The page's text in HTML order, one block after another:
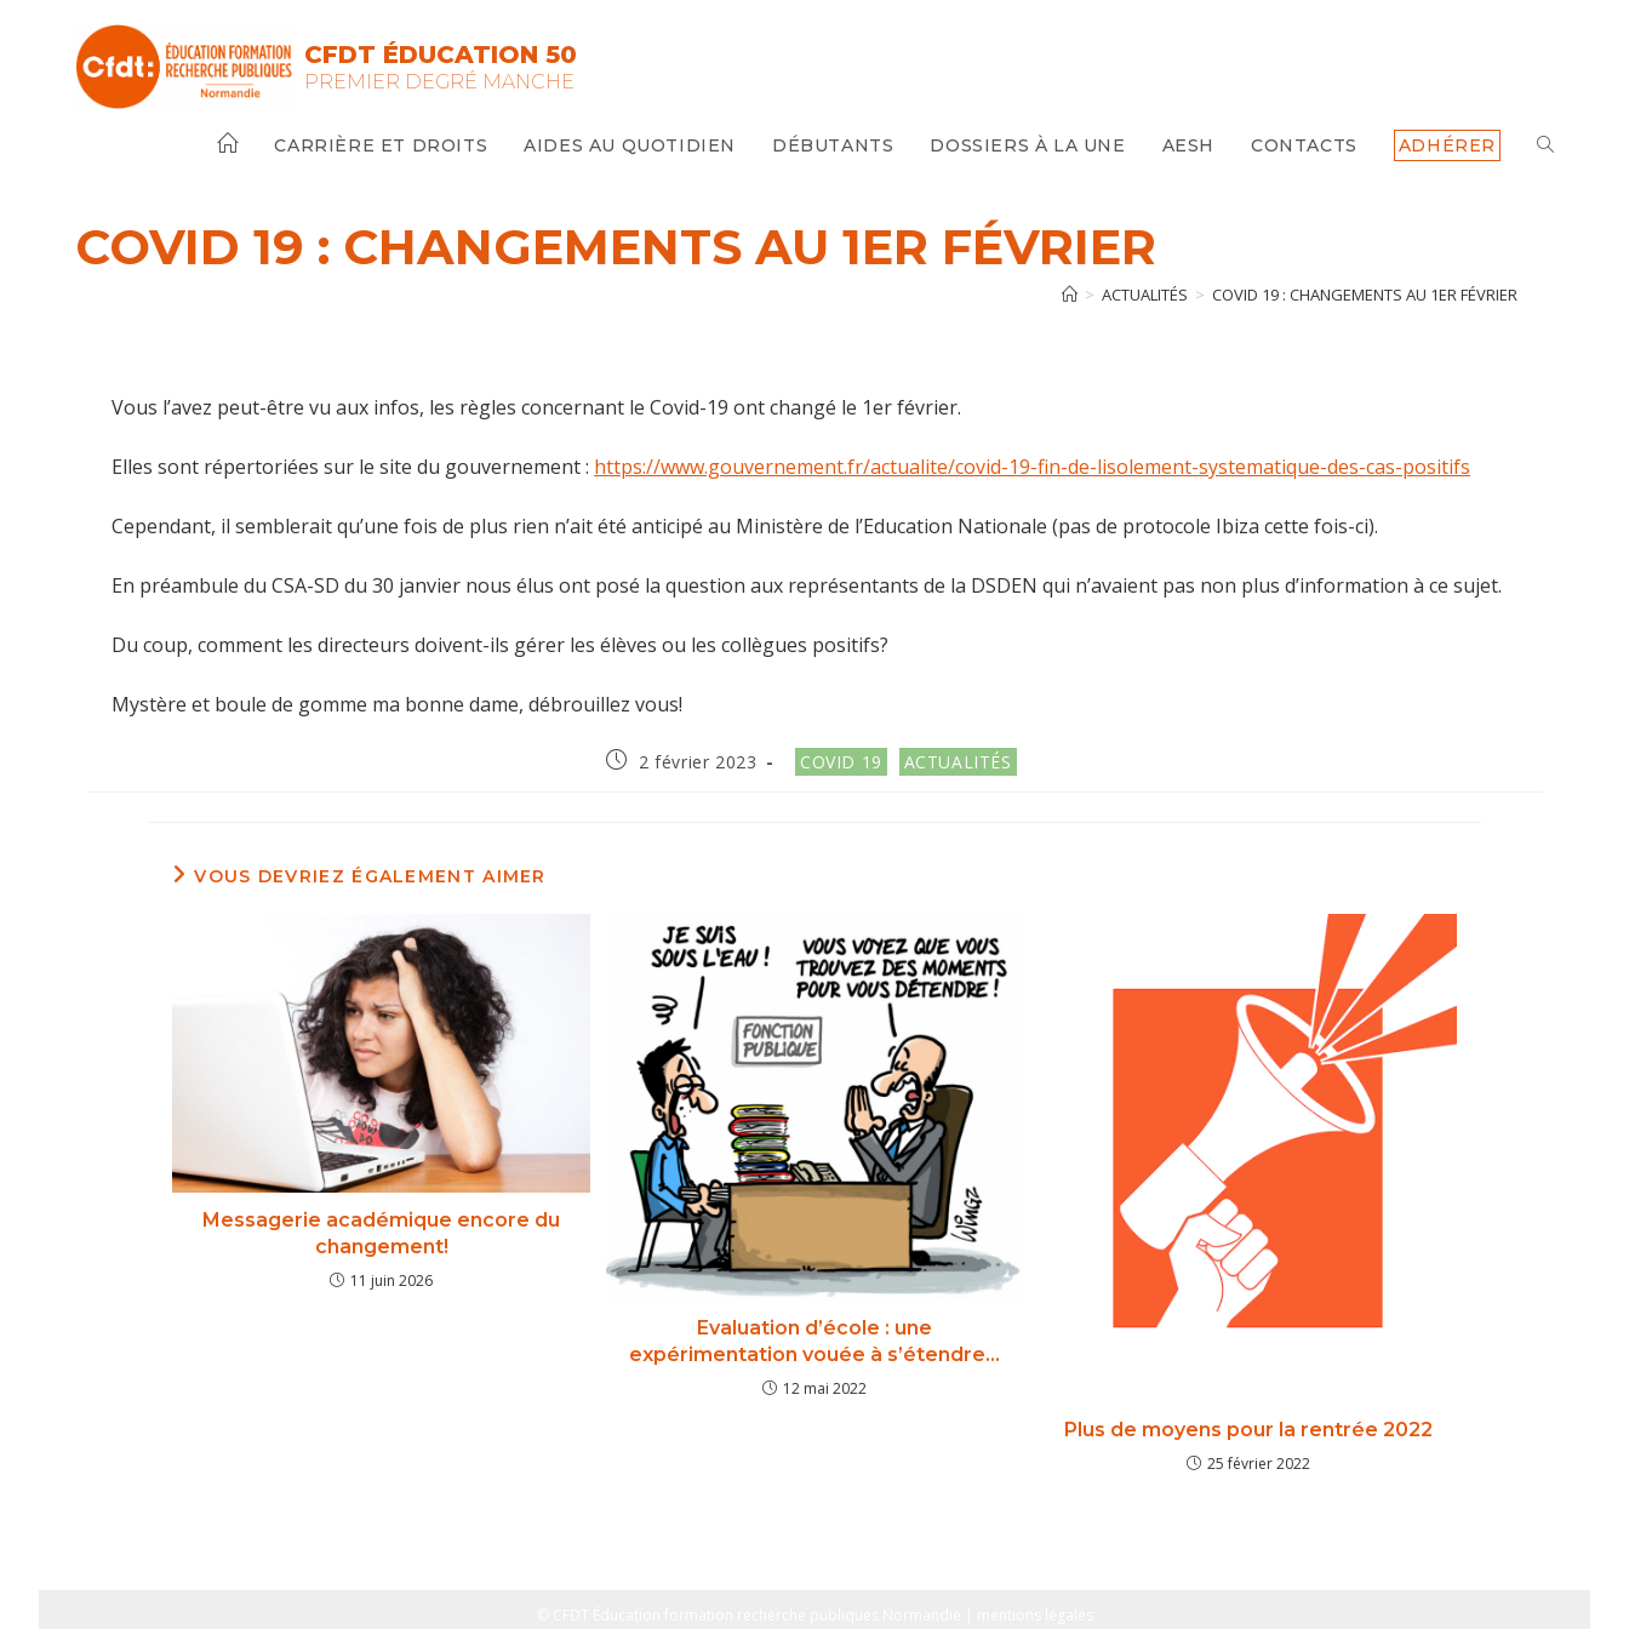
CFDT ÉDUCATION 50
PREMIER DEGRÉ MANCHE
CARRIÈRE ET DROITS AIDES AU QUOTIDIEN DÉBUTANTS DOSSIERS À LA UNE AESH CONTACTS ADHÉRER TOGGLE
COVID 19 : CHANGEMENTS AU 1ER FÉVRIER
> ACTUALITÉS > COVID 19 : CHANGEMENTS AU 1ER FÉVRIER
Vous l’avez peut-être vu aux infos, les règles concernant le Covid-19 ont changé le 1er février.
Elles sont répertoriées sur le site du gouvernement : https://www.gouvernement.fr/actualite/covid-19-fin-de-lisolement-systematique-des-cas-positifs
Cependant, il semblerait qu’une fois de plus rien n’ait été anticipé au Ministère de l’Education Nationale (pas de protocole Ibiza cette fois-ci).
En préambule du CSA-SD du 30 janvier nous élus ont posé la question aux représentants de la DSDEN qui n’avaient pas non plus d’information à ce sujet.
Du coup, comment les directeurs doivent-ils gérer les élèves ou les collègues positifs?
Mystère et boule de gomme ma bonne dame, débrouillez vous!
Publication
2 février 2023
Post
category:
COVID 19 ACTUALITÉS
VOUS DEVRIEZ ÉGALEMENT AIMER
Messagerie académique encore du
changement!
11 juin 2026
Evaluation d’école : une
expérimentation vouée à s’étendre…
12 mai 2022
Plus de moyens pour la rentrée 2022
25 février 2022